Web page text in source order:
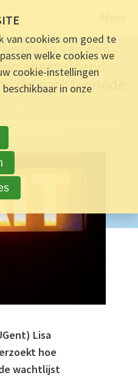
van een
de wachtperiode
de wachtperiode
Lisa
hoe
wachtlijst
van cookies om goed te
welke cookies we
cookie-instellingen
in onze